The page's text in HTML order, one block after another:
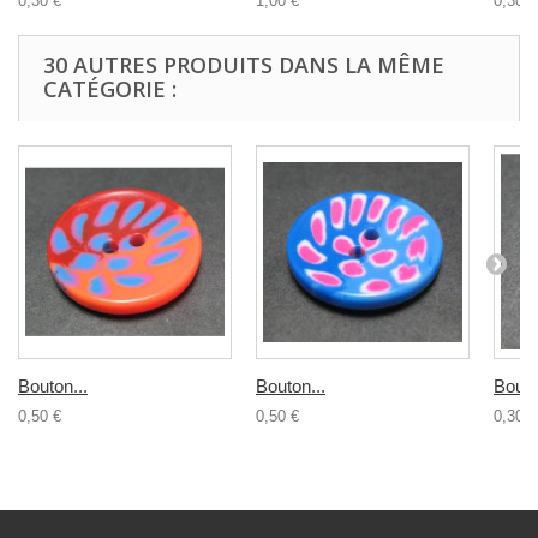
30 AUTRES PRODUITS DANS LA MÊME
CATÉGORIE :
Bouton...
0,50 €
Bouton...
0,50 € 0,30 €